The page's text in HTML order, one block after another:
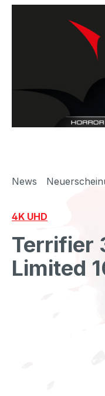
Zur
News
4K UHD
Terrifier
Limited